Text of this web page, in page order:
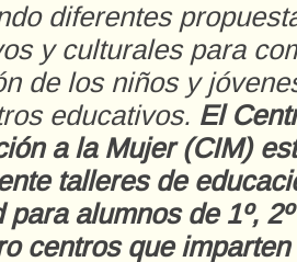
diferentes
y culturales para
de los niños y
educativos. El
a la Mujer (CIM)
talleres de
para alumnos de 1º,
centros que